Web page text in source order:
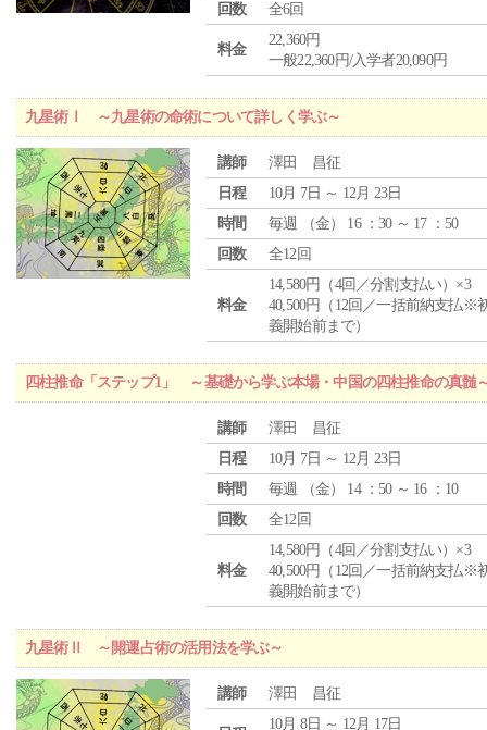
回数
全6回
料金
22,360円
一般22,360円/入学者20,090円
九星術Ⅰ ～九星術の命術について詳しく学ぶ～
講師
澤田 昌征
日程
10月 7日 ～ 12月 23日
時間
毎週 （金） 16 ：30 ～ 17 ：50
回数
全12回
料金
14,580円（4回／分割支払い）×3
40,500円（12回／一括前納支払※
義開始前まで）
四柱推命「ステップ1」 ～基礎から学ぶ本場・中国の四柱推命の真髄
講師
澤田 昌征
日程
10月 7日 ～ 12月 23日
時間
毎週 （金） 14 ：50 ～ 16 ：10
回数
全12回
料金
14,580円（4回／分割支払い）×3
40,500円（12回／一括前納支払※
義開始前まで）
九星術Ⅱ ～開運占術の活用法を学ぶ～
講師 澤田 昌征
10月 8日 ～ 12月 17日